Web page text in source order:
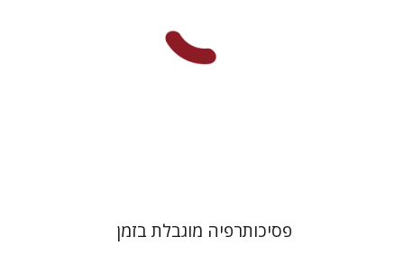
פסיכותרפיה מוגבלת בזמן